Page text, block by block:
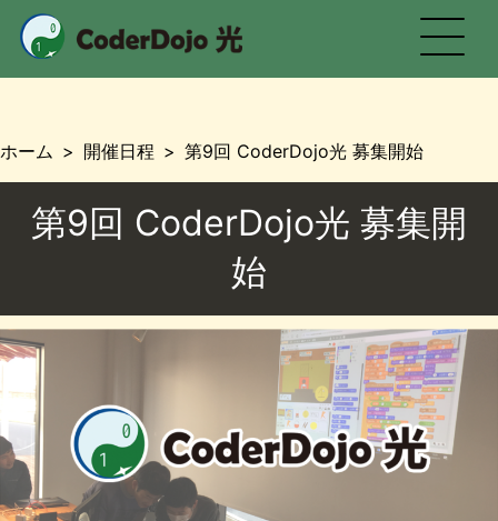
ホーム 開催日程 第9回 CoderDojo光 募集開始
第9回 CoderDojo光 募集開
始